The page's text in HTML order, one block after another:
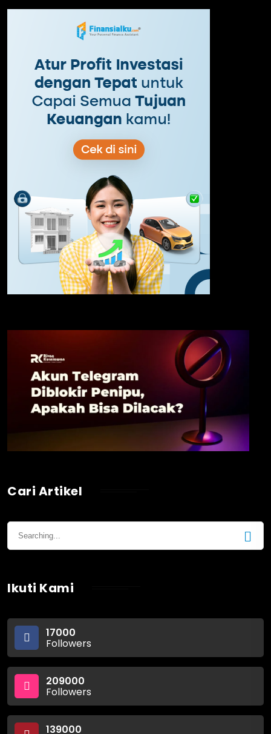
Cari Artikel
Ikuti Kami
17000
Followers
209000
Followers
139000